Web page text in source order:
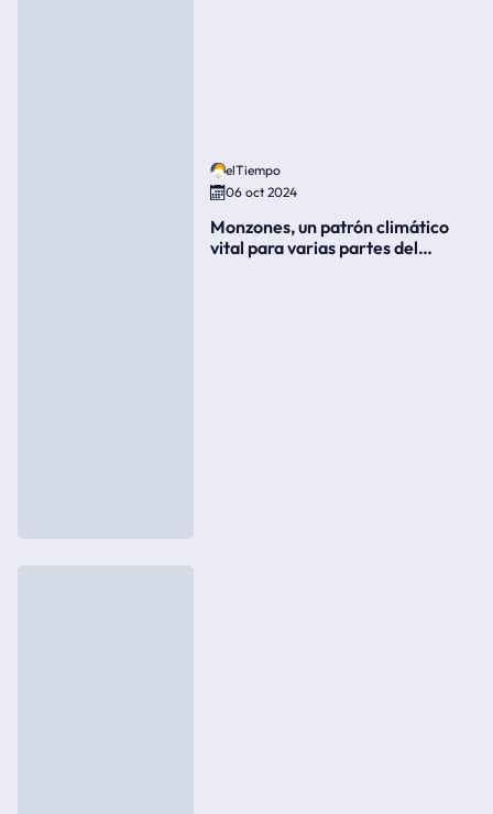
elTiempo
06 oct 2024
Monzones, un patrón climático
vital para varias partes del